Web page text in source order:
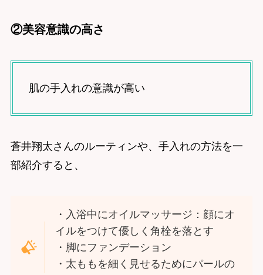
②美容意識の高さ
肌の手入れの意識が高い
蒼井翔太さんのルーティンや、手入れの方法を一
部紹介すると、
・入浴中にオイルマッサージ：顔にオ
イルをつけて優しく角栓を落とす
・脚にファンデーション
・太ももを細く見せるためにパールの